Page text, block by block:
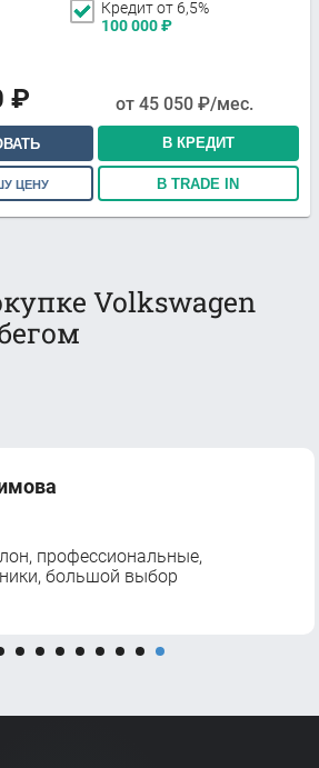
Кредит от 6,5%
100 000₽
₽ от 45 050 ₽/мес.
В КРЕДИТ
ЦЕНУ В TRADE IN
Volkswagen
профессиональные,
большой выбор